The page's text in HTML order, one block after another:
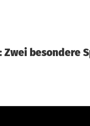
Zwei besondere